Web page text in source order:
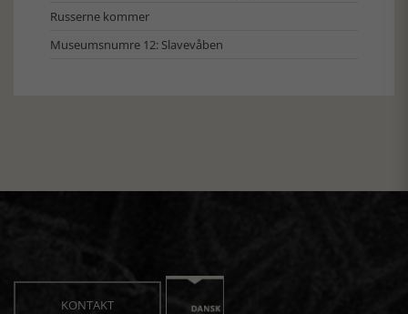
Russerne kommer
Museumsnumre 12: Slavevåben
KONTAKT